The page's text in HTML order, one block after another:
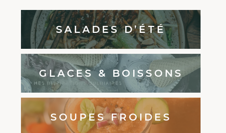
SALADES D’ÉTÉ
GLACES & BOISSONS
SOUPES FROIDES